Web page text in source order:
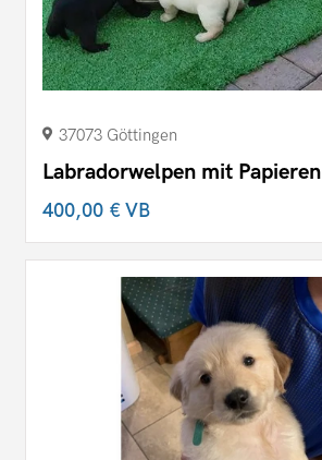
37073 Göttingen
Labradorwelpen mit Papieren
400,00 €VB